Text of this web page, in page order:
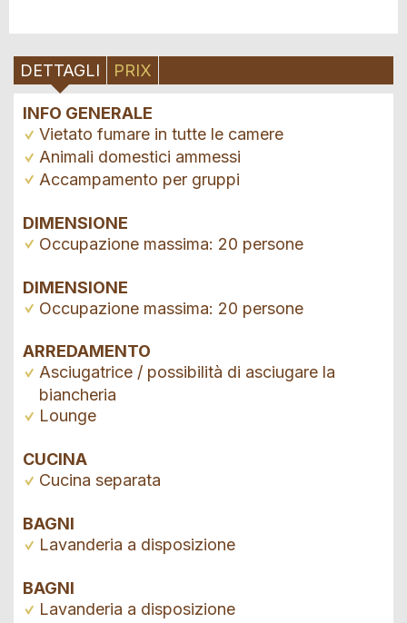
DETTAGLI PRIX
INFO GENERALE
Vietato fumare in tutte le camere
Animali domestici ammessi
Accampamento per gruppi
DIMENSIONE
Occupazione massima: 20 persone
DIMENSIONE
Occupazione massima: 20 persone
ARREDAMENTO
Asciugatrice / possibilità di asciugare la
biancheria
Lounge
CUCINA
Cucina separata
BAGNI
Lavanderia a disposizione
BAGNI
Lavanderia a disposizione